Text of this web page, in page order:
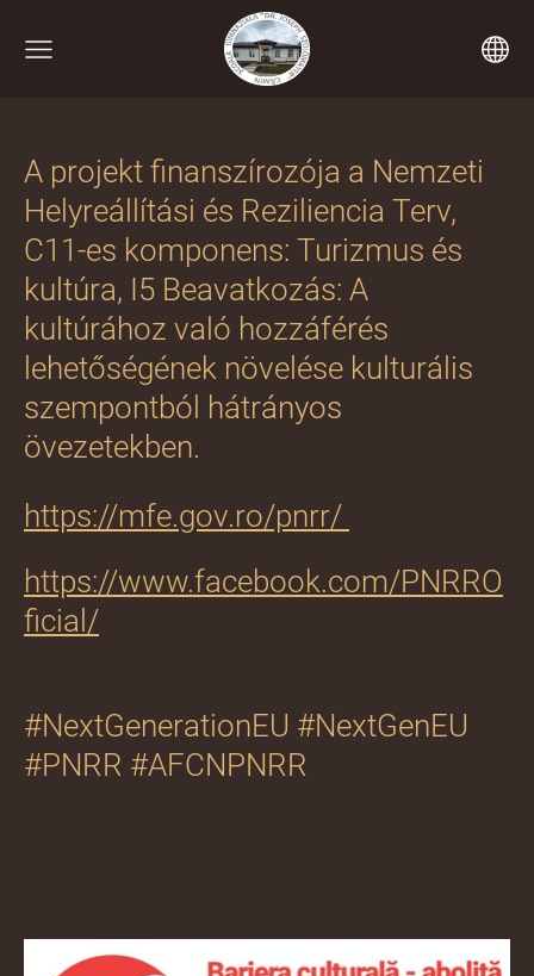
A projekt finanszírozója a Nemzeti
Helyreállítási és Reziliencia Terv,
C11-es komponens: Turizmus és
kultúra, I5 Beavatkozás: A
kultúrához való hozzáférés
lehetőségének növelése kulturális
szempontból hátrányos
övezetekben.
https://mfe.gov.ro/pnrr/
https://www.facebook.com/PNRRO
ficial/
#NextGenerationEU #NextGenEU
#PNRR #AFCNPNRR